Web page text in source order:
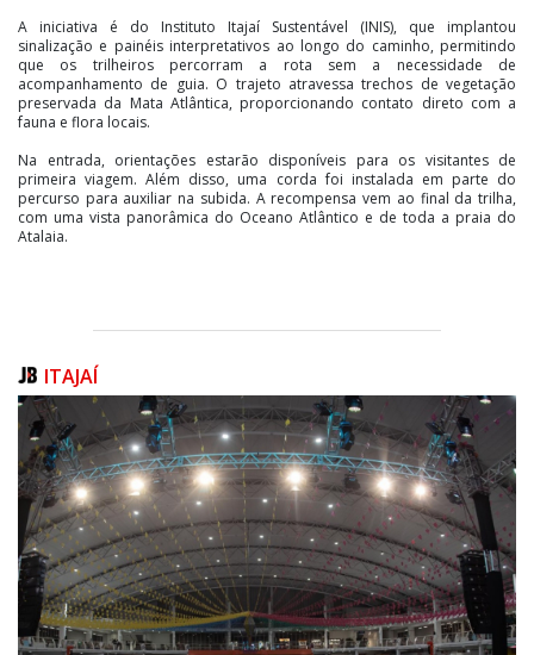
A iniciativa é do Instituto Itajaí Sustentável (INIS), que implantou
sinalização e painéis interpretativos ao longo do caminho, permitindo
que os trilheiros percorram a rota sem a necessidade de
acompanhamento de guia. O trajeto atravessa trechos de vegetação
preservada da Mata Atlântica, proporcionando contato direto com a
fauna e flora locais.
Na entrada, orientações estarão disponíveis para os visitantes de
primeira viagem. Além disso, uma corda foi instalada em parte do
percurso para auxiliar na subida. A recompensa vem ao final da trilha,
com uma vista panorâmica do Oceano Atlântico e de toda a praia do
Atalaia.
ITAJAÍ